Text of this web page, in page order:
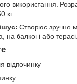
використання.
кг.
Створює зручне
на балконі або терасі.
відпочинку